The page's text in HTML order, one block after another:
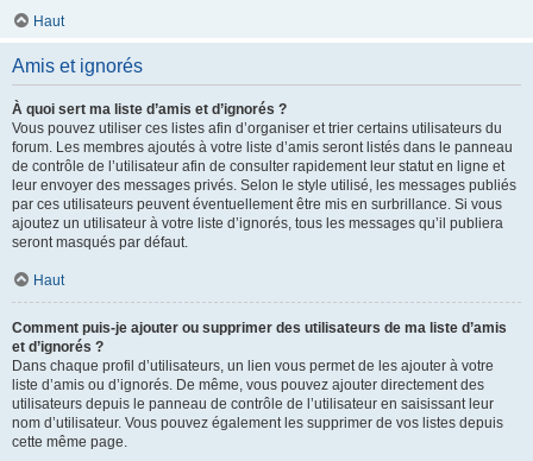
Haut
Amis et ignorés
À quoi sert ma liste d’amis et d’ignorés ?
Vous pouvez utiliser ces listes afin d’organiser et trier certains utilisateurs du
forum. Les membres ajoutés à votre liste d’amis seront listés dans le panneau
de contrôle de l’utilisateur afin de consulter rapidement leur statut en ligne et
leur envoyer des messages privés. Selon le style utilisé, les messages publiés
par ces utilisateurs peuvent éventuellement être mis en surbrillance. Si vous
ajoutez un utilisateur à votre liste d’ignorés, tous les messages qu’il publiera
seront masqués par défaut.
Haut
Comment puis-je ajouter ou supprimer des utilisateurs de ma liste d’amis
et d’ignorés ?
Dans chaque profil d’utilisateurs, un lien vous permet de les ajouter à votre
liste d’amis ou d’ignorés. De même, vous pouvez ajouter directement des
utilisateurs depuis le panneau de contrôle de l’utilisateur en saisissant leur
nom d’utilisateur. Vous pouvez également les supprimer de vos listes depuis
cette même page.